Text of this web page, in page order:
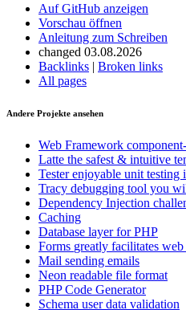
Auf GitHub anzeigen
Vorschau öffnen
Anleitung zum Schreiben
changed 03.08.2026
Backlinks | Broken links
All pages
Andere Projekte ansehen
Web Framework
Latte the safest & intuitive
Testerenjoyable unit testing
Tracy debugging tool you
Dependency Injection
Caching
Database layer for PHP
Forms greatly facilitates
Mail sending emails
Neon readable file format
PHP Code Generator
Schema user data validation